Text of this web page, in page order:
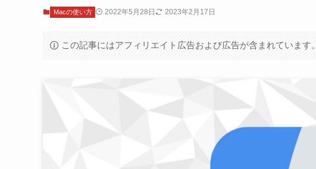
Macの使い方 2022年5月28日 2023年2月17日
この記事にはアフィリエイト広告および広告が含まれています。